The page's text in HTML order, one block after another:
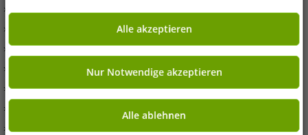
» Unternehmen
» Ihre Vorteile
» Originalware und Auszeichnungen Outlet46
» Presse
» AGB
» Datenschutz
» Impressum-o46
Alle akzeptieren
Nur Notwendige akzeptieren
Alle ablehnen